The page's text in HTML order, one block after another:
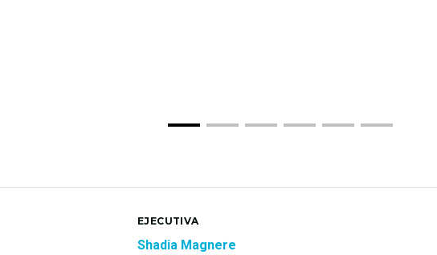
EJECUTIVA
Shadia Magnere